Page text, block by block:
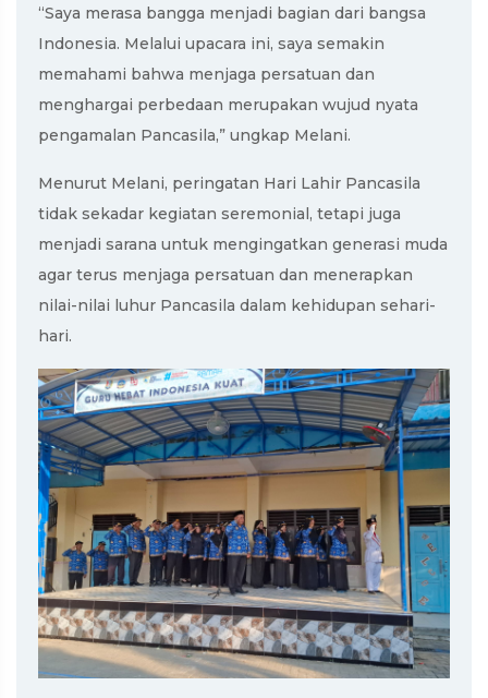
“Saya merasa bangga menjadi bagian dari bangsa
Indonesia. Melalui upacara ini, saya semakin
memahami bahwa menjaga persatuan dan
menghargai perbedaan merupakan wujud nyata
pengamalan Pancasila,” ungkap Melani.
Menurut Melani, peringatan Hari Lahir Pancasila
tidak sekadar kegiatan seremonial, tetapi juga
menjadi sarana untuk mengingatkan generasi muda
agar terus menjaga persatuan dan menerapkan
nilai-nilai luhur Pancasila dalam kehidupan sehari-
hari.